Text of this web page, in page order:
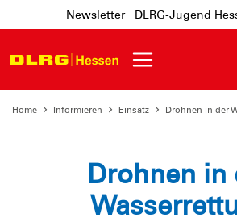
Newsletter DLRG-Jugend
Home Informieren Einsatz Drohnen in der
Drohnen in